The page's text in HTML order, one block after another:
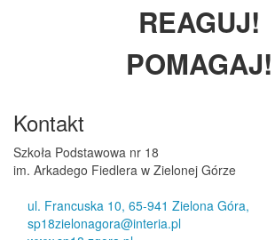
REAGUJ!
POMAGAJ!
Kontakt
Szkoła Podstawowa nr 18
im. Arkadego Fiedlera w Zielonej Górze
ul. Francuska 10, 65-941 Zielona Góra,
sp18zielonagora@interia.pl